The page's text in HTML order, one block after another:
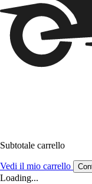
Subtotale carrello
Vedi il mio carrello
Loading...